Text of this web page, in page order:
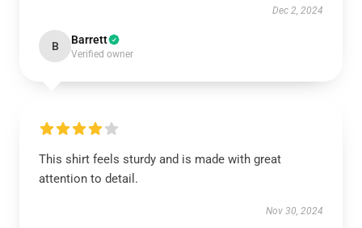
Dec 2, 2024
B Barrett
Verified owner
This shirt feels sturdy and is made with great
attention to detail.
Nov 30, 2024